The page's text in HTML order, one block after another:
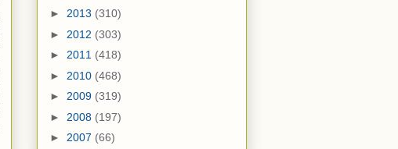
► 2013 (310)
► 2012 (303)
► 2011 (418)
► 2010 (468)
► 2009 (319)
► 2008 (197)
► 2007 (66)